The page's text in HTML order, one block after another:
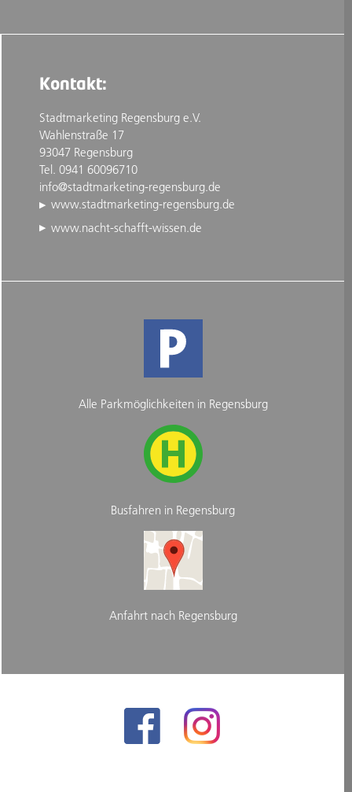
Kontakt:
Stadtmarketing Regensburg e.V.
Wahlenstraße 17
93047 Regensburg
Tel. 0941 60096710
info@stadtmarketing-regensburg.de
www.stadtmarketing-regensburg.de
www.nacht-schafft-wissen.de
Alle Parkmöglichkeiten in Regensburg
Busfahren in Regensburg
Anfahrt nach Regensburg